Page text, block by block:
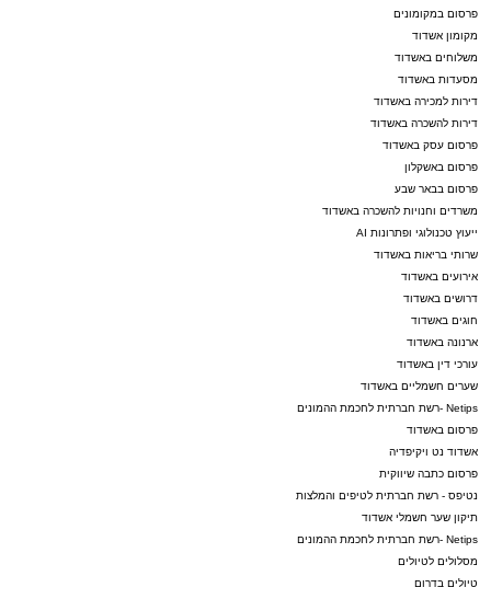
פרסום במקומונים
מקומון אשדוד
משלוחים באשדוד
מסעדות באשדוד
דירות למכירה באשדוד
דירות להשכרה באשדוד
פרסום עסק באשדוד
פרסום באשקלון
פרסום בבאר שבע
משרדים וחנויות להשכרה באשדוד
ייעוץ טכנולוגי ופתרונות AI
שרותי בריאות באשדוד
אירועים באשדוד
דרושים באשדוד
חוגים באשדוד
ארנונה באשדוד
עורכי דין באשדוד
שערים חשמליים באשדוד
Netips -רשת חברתית לחכמת ההמונים
פרסום באשדוד
אשדוד נט ויקיפדיה
פרסום כתבה שיווקית
נטיפס - רשת חברתית לטיפים והמלצות
תיקון שער חשמלי אשדוד
Netips -רשת חברתית לחכמת ההמונים
מסלולים לטיולים
טיולים בדרום